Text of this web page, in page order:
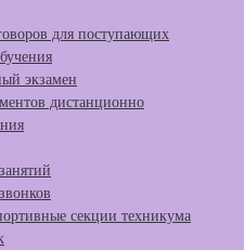
для поступающих
экзамен
дистанционно
секции техникума